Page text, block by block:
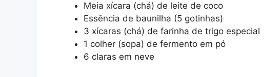
Meia xícara (chá) de leite de coco
Essência de baunilha (5 gotinhas)
3 xícaras (chá) de farinha de trigo especial
1 colher (sopa) de fermento em pó
6 claras em neve